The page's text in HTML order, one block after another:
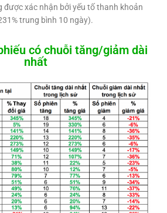
được xác nhận bởi yếu tố thanh khoản
trung bình 10 ngày).
có chuỗi tăng/giảm dài
nhất